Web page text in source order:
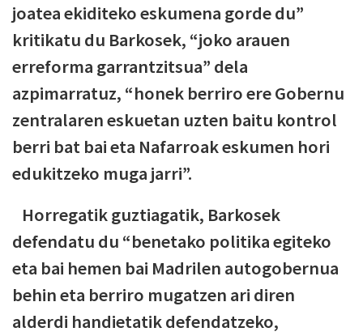
joatea ekiditeko eskumena gorde du”
kritikatu du Barkosek, “joko arauen
erreforma garrantzitsua” dela
azpimarratuz, “honek berriro ere Gobernu
zentralaren eskuetan uzten baitu kontrol
berri bat bai eta Nafarroak eskumen hori
edukitzeko muga jarri”.
Horregatik guztiagatik, Barkosek
defendatu du “benetako politika egiteko
eta bai hemen bai Madrilen autogobernua
behin eta berriro mugatzen ari diren
alderdi handietatik defendatzeko,